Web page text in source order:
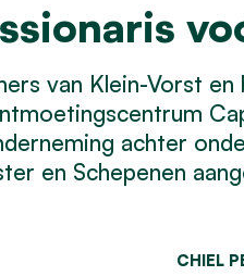
van Klein-Vorst
achter
en Schepenen
CHIEL